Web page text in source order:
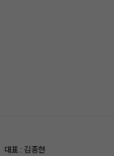
대표 : 김종현